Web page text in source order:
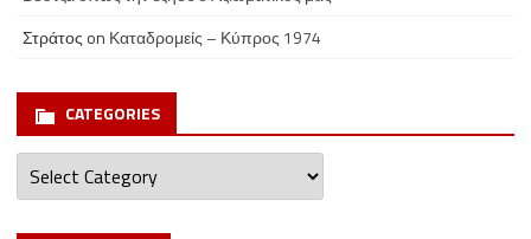
Στράτος on Καταδρομείς – Κύπρος 1974
CATEGORIES
Categories